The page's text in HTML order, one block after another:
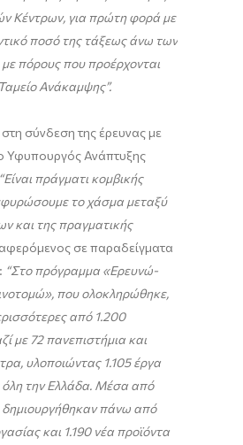
Κέντρων, για πρώτη φορά με
ποσό της τάξεως άνω των
πόρους που προέρχονται
Ανάκαμψης”.
σύνδεση της έρευνας με
Υφυπουργός Ανάπτυξης
“Είναι πράγματι κομβικής
το χάσμα μεταξύ
και της πραγματικής
σε παραδείγματα
“Στο πρόγραμμα «Ερευνώ-
που ολοκληρώθηκε,
από 1.200
με 72 πανεπιστήμια και
υλοποιώντας 1.105 έργα
όλη την Ελλάδα. Μέσα από
πάνω από
και 1.190 νέα προϊόντα